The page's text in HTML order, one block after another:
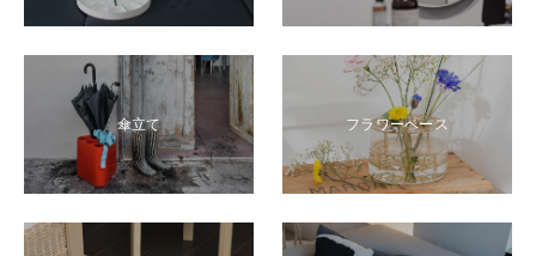
傘立て フラワーベース